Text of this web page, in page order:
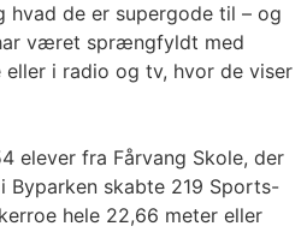
de er supergode til – og
været sprængfyldt med
i radio og tv, hvor de viser
elever fra Fårvang Skole, der
Byparken skabte 219 Sports-
hele 22,66 meter eller